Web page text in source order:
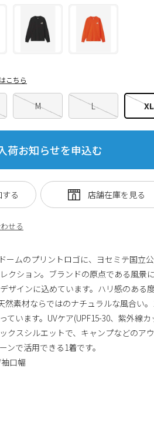
M L XL
こちら
荷お知らせを申込む
せる
る
ームのプリントロゴに、ヨセミテ国立
クション。ブランドの原点である風景
ザインに込めています。ハリ感のある
然素材ならではのナチュラルな風合い
ています。UVケア(UPF15-30、紫外線
クスシルエットで、キャンプなどのア
ンで活用できる1着です。
口幅